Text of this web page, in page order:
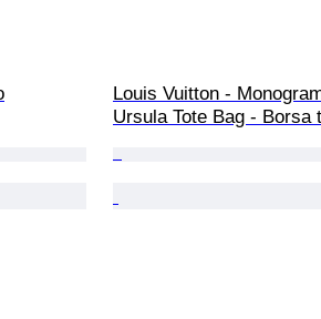
Louis Vuitton -
Ursula Tote Bag - Borsa